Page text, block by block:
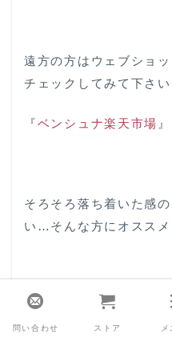
遠方の方はウェブショ
チェックしてみて下さい
『ベンシュナ楽天市場 』
そろそろ落ち着いた感
い…そんな方にオススメ
問い合わせ ストア